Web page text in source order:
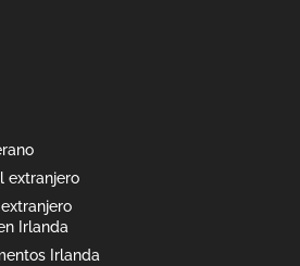
extranjero
Irlanda
Irlanda